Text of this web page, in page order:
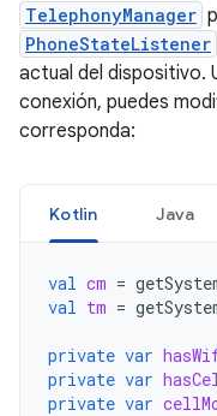
TelephonyManager
PhoneStateListener
actual del dispositivo.
conexión, puedes
corresponda:
Kotlin Java
val cm =
val tm =
private var
private var
private var